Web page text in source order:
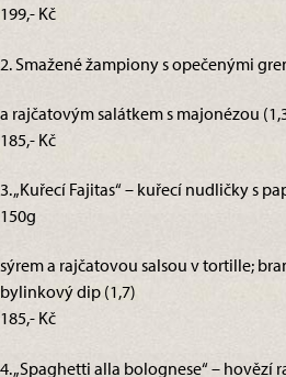
199,- Kč
2. Smažené žampiony s opečenými
a rajčatovým salátkem s majonézou
185,- Kč
3. „Kuřecí Fajitas“ – kuřecí nudličky s
150g
sýrem a rajčatovou salsou v tortille;
bylinkový dip (1,7)
185,- Kč
4. „Spaghetti alla bolognese“ – hovězí